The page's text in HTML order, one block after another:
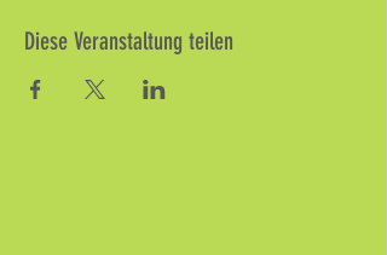
Diese Veranstaltung teilen